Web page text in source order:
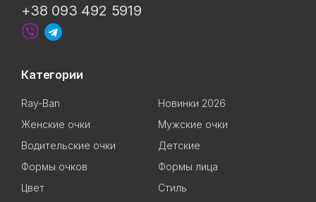
+38 093 492 5919
Категории
Ray-Ban
Новинки 2026
Женские очки
Мужские очки
Водительские очки
Детские
Формы очков
Формы лица
Цвет
Стиль